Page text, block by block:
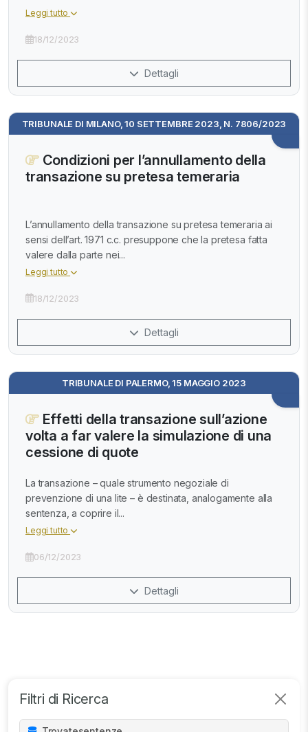
Filtri di Ricerca
Leggi tutto
18/12/2023
Dettagli
TRIBUNALE DI MILANO, 10 SETTEMBRE 2023, N. 7806/2023
Condizioni per l’annullamento della
transazione su pretesa temeraria
L’annullamento della transazione su pretesa temeraria ai
sensi dell’art. 1971 c.c. presuppone che la pretesa fatta
valere dalla parte nei...
Leggi tutto
18/12/2023
Dettagli
TRIBUNALE DI PALERMO, 15 MAGGIO 2023
Effetti della transazione sull’azione
volta a far valere la simulazione di una
cessione di quote
La transazione – quale strumento negoziale di
prevenzione di una lite – è destinata, analogamente alla
sentenza, a coprire il...
Leggi tutto
06/12/2023
Dettagli